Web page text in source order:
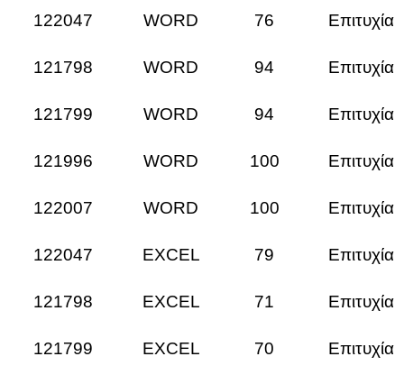
122047 WORD 76 Επιτυχία
121798 WORD 94 Επιτυχία
121799 WORD 94 Επιτυχία
121996 WORD 100 Επιτυχία
122007 WORD 100 Επιτυχία
122047 EXCEL 79 Επιτυχία
121798 EXCEL 71 Επιτυχία
121799 EXCEL 70 Επιτυχία